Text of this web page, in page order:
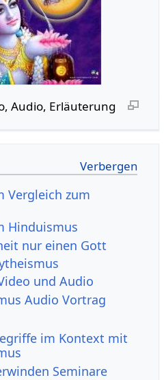
- Video, Audio, Erläuterung
Vergleich zum
Hinduismus
nur einen Gott
- Video und Audio
Polytheismus‏‎ Audio Vortrag
im Kontext mit
Seminare